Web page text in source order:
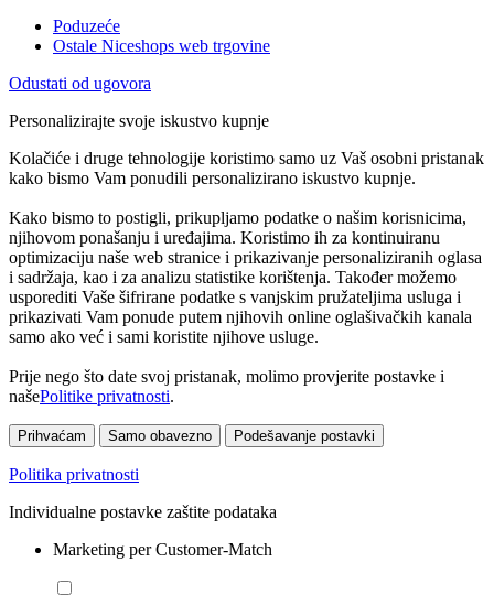
Poduzeće
Ostale Niceshops web trgovine
Odustati od ugovora
Personalizirajte svoje iskustvo kupnje
Kolačiće i druge tehnologije koristimo samo uz Vaš osobni pristanak
kako bismo Vam ponudili personalizirano iskustvo kupnje.
Kako bismo to postigli, prikupljamo podatke o našim korisnicima,
njihovom ponašanju i uređajima. Koristimo ih za kontinuiranu
optimizaciju naše web stranice i prikazivanje personaliziranih oglasa
i sadržaja, kao i za analizu statistike korištenja. Također možemo
usporediti Vaše šifrirane podatke s vanjskim pružateljima usluga i
prikazivati Vam ponude putem njihovih online oglašivačkih kanala
samo ako već i sami koristite njihove usluge.
Prije nego što date svoj pristanak, molimo provjerite postavke i
našePolitike privatnosti.
Prihvaćam Samo obavezno Podešavanje postavki
Politika privatnosti
Individualne postavke zaštite podataka
Marketing per Customer-Match